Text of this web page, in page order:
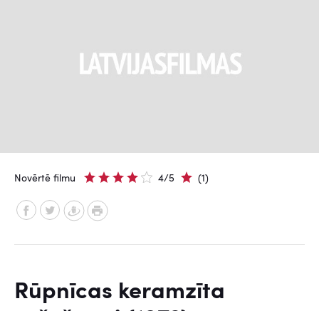
Novērtē filmu 4/5 (1)
Rūpnīcas keramzīta